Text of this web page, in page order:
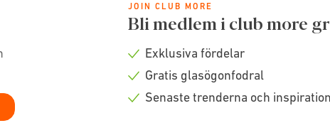
JOIN CLUB MORE
Bli medlem i club more
Check
Exklusiva fördelar
Check
Gratis glasögonfodral
Senaste trenderna och inspiration